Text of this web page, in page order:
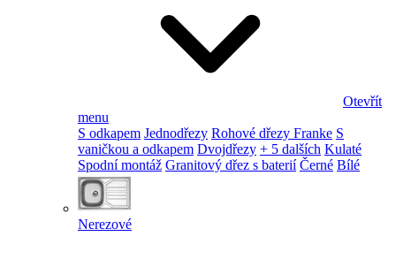
Otevřít
menu
S odkapem Jednodřezy Rohové dřezy Franke S
vaničkou a odkapem Dvojdřezy + 5 dalších Kulaté
Spodní montáž Granitový dřez s baterií Černé Bílé
Nerezové